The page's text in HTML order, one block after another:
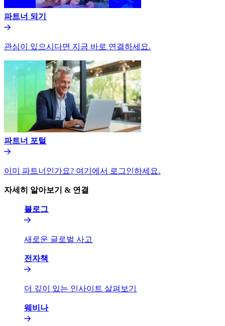
파트너 되기​​
관심이 있으시다면 지금 바로 연결하세요.​​
파트너 포털​​
이미 파트너인가요? 여기에서 로그인하세요.​​
자세히 알아보기 & 연결​​
블로그​​
새로운 글로벌 사고​​
전자책​​
더 깊이 있는 인사이트 살펴보기​​
웨비나​​